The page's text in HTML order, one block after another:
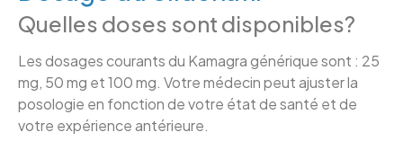
Quelles doses sont disponibles?
Les dosages courants du Kamagra générique sont : 25
mg, 50 mg et 100 mg. Votre médecin peut ajuster la
posologie en fonction de votre état de santé et de
votre expérience antérieure.